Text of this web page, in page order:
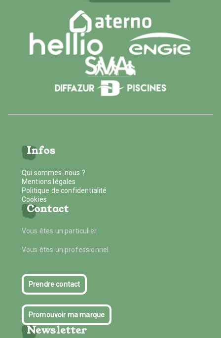
Infos
Qui sommes-nous ?
Mentions légales
Politique de confidentialité
Cookies
Contact
Vous êtes un particulier
Vous êtes un professionnel
Prendre contact
Promouvoir ma marque
Newsletter